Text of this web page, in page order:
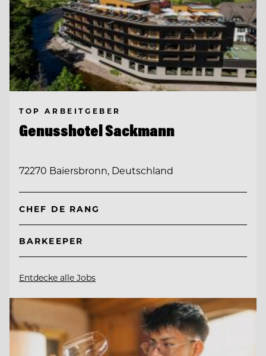
TOP ARBEITGEBER
Genusshotel Sackmann
72270 Baiersbronn, Deutschland
CHEF DE RANG
BARKEEPER
Entdecke alle Jobs